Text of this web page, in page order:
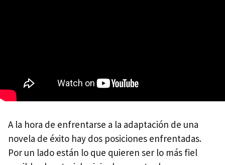
A la hora de enfrentarse a la adaptación de una
novela de éxito hay dos posiciones enfrentadas.
Por un lado están lo que quieren ser lo más fiel